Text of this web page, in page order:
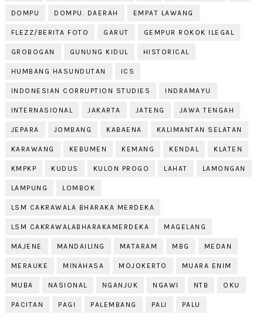
DOMPU DOMPU. DAERAH EMPAT LAWANG
FLEZZ/BERITA FOTO GARUT GEMPUR ROKOK ILEGAL
GROBOGAN GUNUNG KIDUL HISTORICAL
HUMBANG HASUNDUTAN ICS
INDONESIAN CORRUPTION STUDIES INDRAMAYU
INTERNASIONAL JAKARTA JATENG JAWA TENGAH
JEPARA JOMBANG KABAENA KALIMANTAN SELATAN
KARAWANG KEBUMEN KEMANG KENDAL KLATEN
KMPKP KUDUS KULON PROGO LAHAT LAMONGAN
LAMPUNG LOMBOK
LSM CAKRAWALA BHARAKA MERDEKA
LSM CAKRAWALABHARAKAMERDEKA MAGELANG
MAJENE MANDAILING MATARAM MBG MEDAN
MERAUKE MINAHASA MOJOKERTO MUARA ENIM
MUBA NASIONAL NGANJUK NGAWI NTB OKU
PACITAN PAGI PALEMBANG PALI PALU